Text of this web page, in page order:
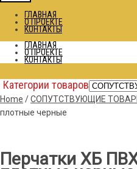
ГЛАВНАЯ
О ПРОЕКТЕ
КОНТАКТЫ
ГЛАВНАЯ
О ПРОЕКТЕ
КОНТАКТЫ
Категории товаров
Home /СОПУТСТВУЮЩИЕ
плотные черные
Перчатки ХБ